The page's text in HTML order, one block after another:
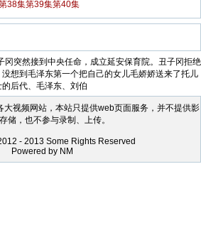
38集第39集第40集
冈突然接到中央任命，成立延安保育院。丑子冈拒绝
想到毛泽东第一个把自己的女儿毛娇娇送来了托儿
后代、毛泽东、刘伯
大视频网站，本站只提供web页面服务，并不提供影
储，也不参与录制、上传。
- 2013 Some Rights Reserved
Powered by NM